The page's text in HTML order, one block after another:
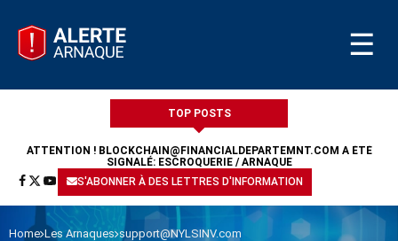
☰
TOP POSTS
ATTENTION ! BLOCKCHAIN@FINANCIALDEPARTEMNT.COM A ÉTÉ
SIGNALÉ: ESCROQUERIE / ARNAQUE
S'ABONNER À DES LETTRES D'INFORMATION
Home Les Arnaques support@NYLSINV.com